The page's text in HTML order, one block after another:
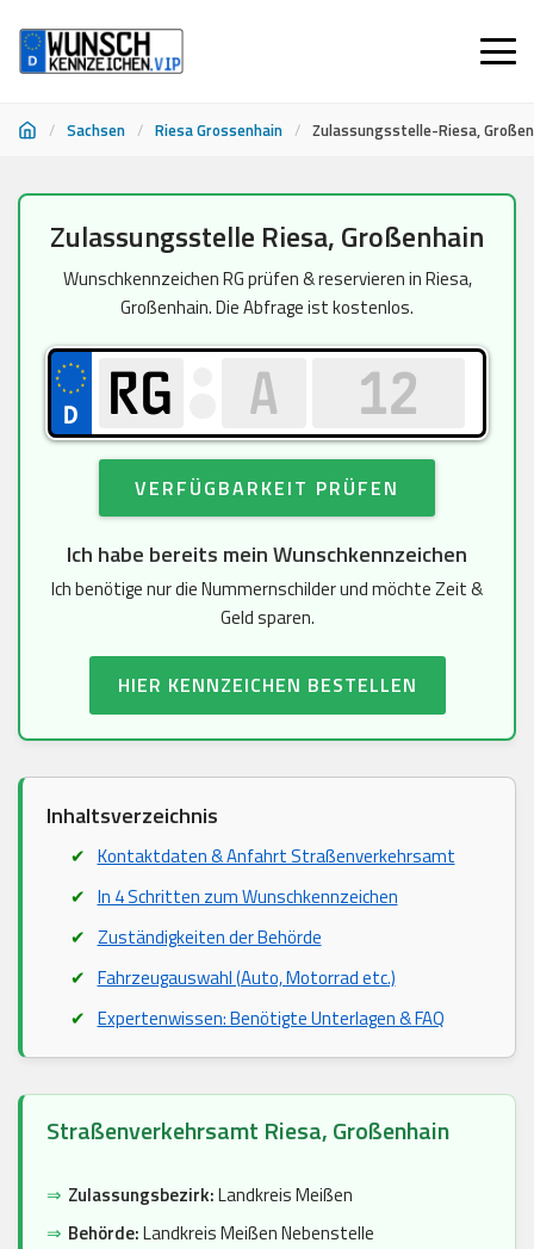
/ Sachsen / Riesa Grossenhain / Zulassungsstelle-Riesa,
Zum
Inhalt
springen
Zulassungsstelle Riesa, Großenhain
Wunschkennzeichen RG prüfen & reservieren in Riesa,
Großenhain. Die Abfrage ist kostenlos.
VERFÜGBARKEIT PRÜFEN
Ich habe bereits mein Wunschkennzeichen
Ich benötige nur die Nummernschilder und möchte Zeit &
Geld sparen.
HIER KENNZEICHEN BESTELLEN
Inhaltsverzeichnis
Kontaktdaten & Anfahrt Straßenverkehrsamt
In 4 Schritten zum Wunschkennzeichen
Zuständigkeiten der Behörde
Fahrzeugauswahl (Auto, Motorrad etc.)
Expertenwissen: Benötigte Unterlagen & FAQ
Straßenverkehrsamt Riesa, Großenhain
⇒ Zulassungsbezirk:Landkreis Meißen
⇒ Behörde:Landkreis Meißen Nebenstelle